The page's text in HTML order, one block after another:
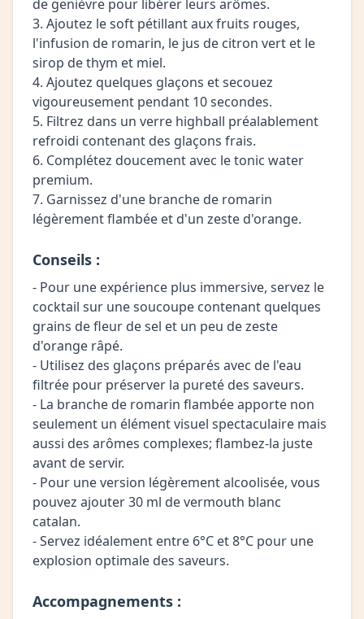
de genièvre pour libérer leurs arômes.
3. Ajoutez le soft pétillant aux fruits rouges,
l'infusion de romarin, le jus de citron vert et le
sirop de thym et miel.
4. Ajoutez quelques glaçons et secouez
vigoureusement pendant 10 secondes.
5. Filtrez dans un verre highball préalablement
refroidi contenant des glaçons frais.
6. Complétez doucement avec le tonic water
premium.
7. Garnissez d'une branche de romarin
légèrement flambée et d'un zeste d'orange.
Conseils :
- Pour une expérience plus immersive, servez le
cocktail sur une soucoupe contenant quelques
grains de fleur de sel et un peu de zeste
d'orange râpé.
- Utilisez des glaçons préparés avec de l'eau
filtrée pour préserver la pureté des saveurs.
- La branche de romarin flambée apporte non
seulement un élément visuel spectaculaire mais
aussi des arômes complexes; flambez-la juste
avant de servir.
- Pour une version légèrement alcoolisée, vous
pouvez ajouter 30 ml de vermouth blanc
catalan.
- Servez idéalement entre 6°C et 8°C pour une
explosion optimale des saveurs.
Accompagnements :